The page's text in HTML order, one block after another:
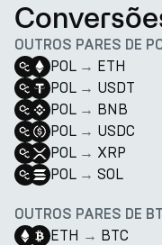
OUTROS PARES DE
POL → ETH
POL → USDT
POL → BNB
POL → USDC
POL → XRP
POL → SOL
OUTROS PARES DE
ETH → BTC